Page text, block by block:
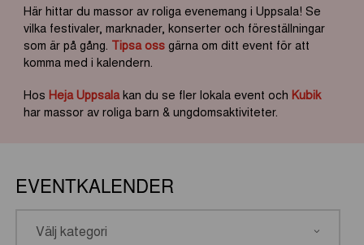
Här hittar du massor av roliga evenemang i Uppsala! Se
vilka festivaler, marknader, konserter och föreställningar
som är på gång. Tipsa ossgärna om ditt event för att
komma med i kalendern.
Hos Heja Uppsala kan du se fler lokala event och Kubik
har massor av roliga barn & ungdomsaktiviteter.
EVENTKALENDER